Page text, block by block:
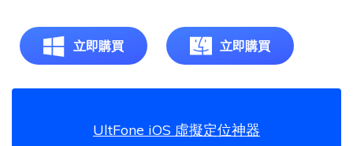
立即購買 立即購買
UltFone iOS 虛擬定位神器